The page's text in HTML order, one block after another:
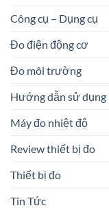
Công cụ – Dụng cụ
Đo điện động cơ
Đo môi trường
Hướng dẫn sử dụng
Máy đo nhiệt độ
Review thiết bị đo
Thiết bị đo
Tin Tức